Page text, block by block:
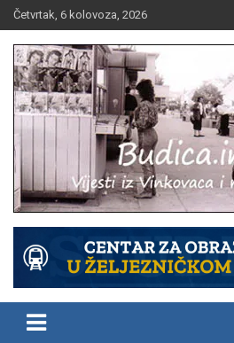
Skip
to
content
Četvrtak, 6 kolovoza, 2026
Budica.info